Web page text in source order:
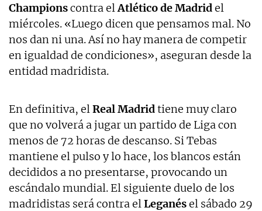
Championscontra elAtlético de Madridel
miércoles. «Luego dicen que pensamos mal. No
nos dan ni una. Así no hay manera de competir
en igualdad de condiciones», aseguran desde la
entidad madridista.
En definitiva, elReal Madridtiene muy claro
que no volverá a jugar un partido de Liga con
menos de 72 horas de descanso. Si Tebas
mantiene el pulso y lo hace, los blancos están
decididos a no presentarse, provocando un
escándalo mundial. El siguiente duelo de los
madridistas será contra elLeganésel sábado 29